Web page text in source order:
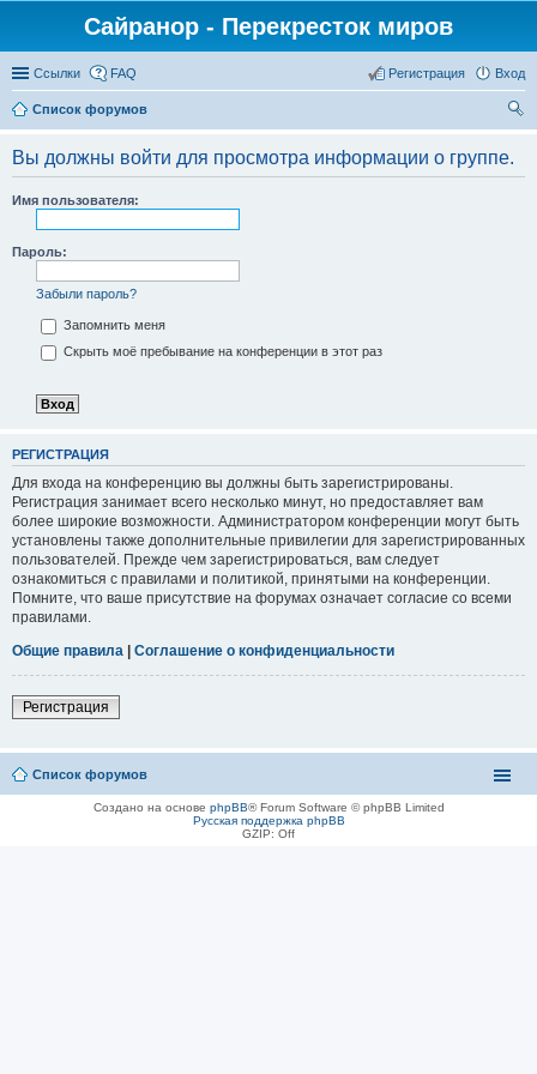
Сайранор - Перекресток миров
Ссылки FAQ Вход
Регистрация
Список форумов
ск
Вы должны войти для просмотра информации о группе.
Имя пользователя:
Пароль:
Забыли пароль?
Запомнить меня
Скрыть моё пребывание на конференции в этот раз
РЕГИСТРАЦИЯ
Для входа на конференцию вы должны быть зарегистрированы.
Регистрация занимает всего несколько минут, но предоставляет вам
более широкие возможности. Администратором конференции могут быть
установлены также дополнительные привилегии для зарегистрированных
пользователей. Прежде чем зарегистрироваться, вам следует
ознакомиться с правилами и политикой, принятыми на конференции.
Помните, что ваше присутствие на форумах означает согласие со всеми
правилами.
Общие правила | Соглашение о конфиденциальности
Регистрация
Список форумов
Создано на основе phpBB® Forum Software © phpBB Limited
Русская поддержка phpBB
GZIP: Off